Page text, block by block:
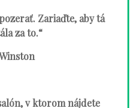
Zariaďte, aby tá
za to.“
v ktorom nájdete